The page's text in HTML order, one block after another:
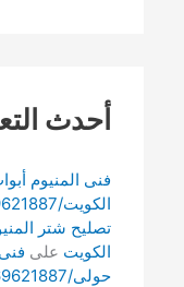
أحدث
فنى المنيوم
تصليح شتر
الكويت على